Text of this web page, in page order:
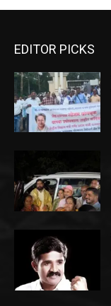
EDITOR PICKS